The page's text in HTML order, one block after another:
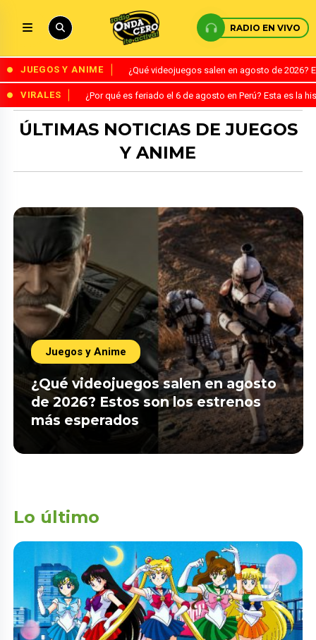
RADIO EN VIVO
JUEGOS Y ANIME ¿Qué videojuegos salen en agosto de
VIRALES ¿Por qué es feriado el 6 de agosto en Perú? Esta es la
ÚLTIMAS NOTICIAS DE JUEGOS
Y ANIME
Juegos y Anime
¿Qué videojuegos salen en agosto
de 2026? Estos son los estrenos
más esperados
Lo último